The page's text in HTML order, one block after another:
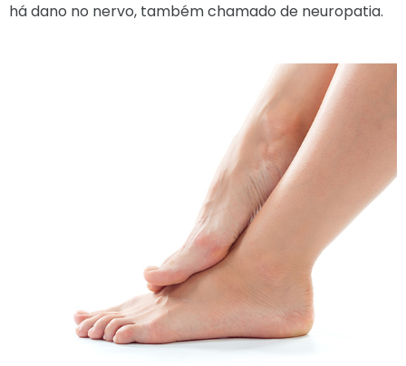
há dano no nervo, também chamado de neuropatia.